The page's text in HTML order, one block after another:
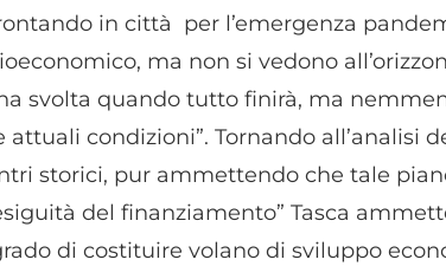
in città per l’emergenza
ma non si vedono
svolta quando tutto finirà, ma
condizioni”. Tornando all’analisi
storici, pur ammettendo che tale
del finanziamento” Tasca
di costituire volano di sviluppo